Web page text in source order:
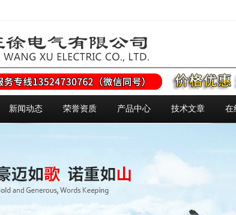
新闻动态 荣誉资质 产品中心 技术文章 在